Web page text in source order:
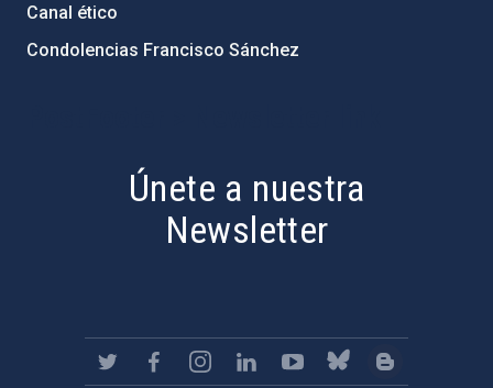
Canal ético
Condolencias Francisco Sánchez
Únete a nuestra
Newsletter